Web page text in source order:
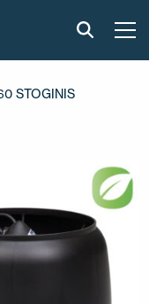
STOGINIS